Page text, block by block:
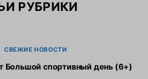
РУБРИКИ
СВЕЖИЕ НОВОСТИ
Большой спортивный день (6+)